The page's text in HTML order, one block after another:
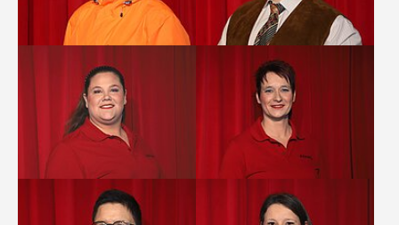
Show larger version
Show larger version Show larger version